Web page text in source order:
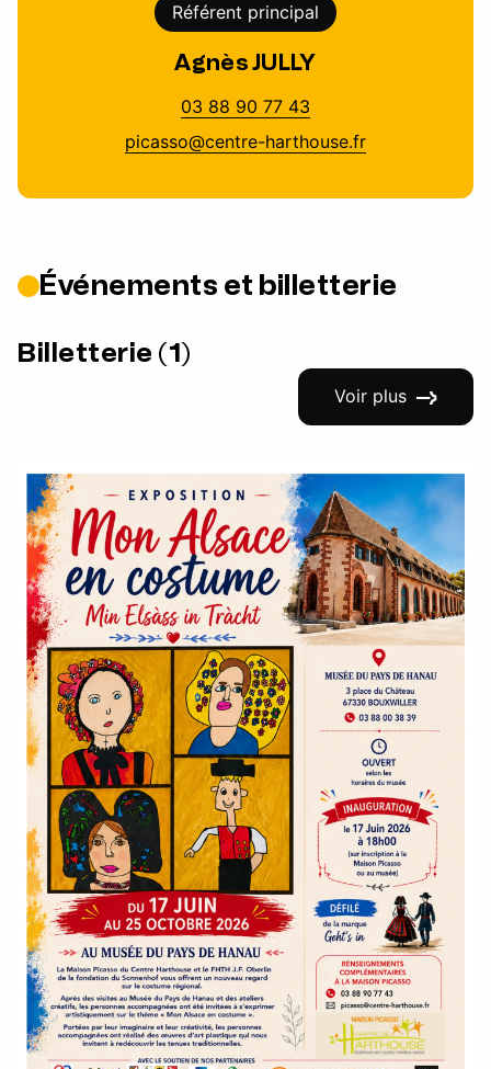
Référent principal
Agnès JULLY
03 88 90 77 43
picasso@centre-harthouse.fr
Événements et billetterie
Billetterie (1)
Voir plus